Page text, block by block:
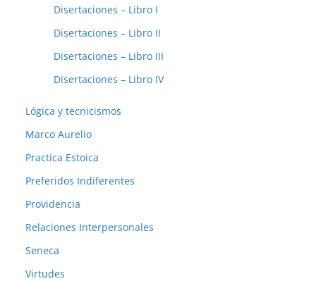
Disertaciones – Libro I
Disertaciones – Libro II
Disertaciones – Libro III
Disertaciones – Libro IV
Lógica y tecnicismos
Marco Aurelio
Practica Estoica
Preferidos Indiferentes
Providencia
Relaciones Interpersonales
Seneca
Virtudes